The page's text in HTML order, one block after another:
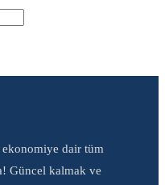
dair tüm
Güncel kalmak ve